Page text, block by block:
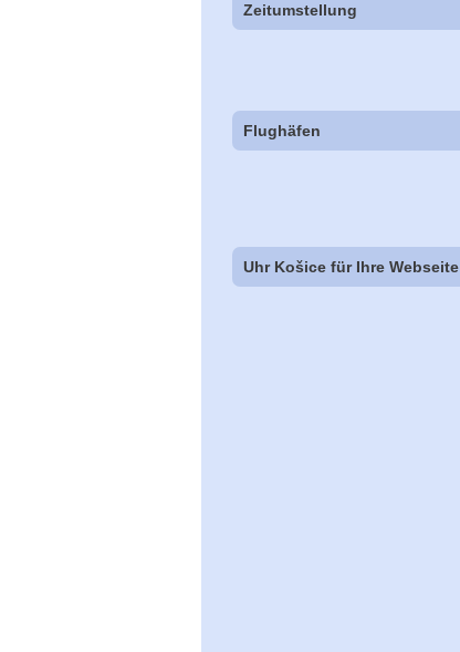
Zeitumstellung
Flughäfen
Uhr Košice für Ihre Webseite